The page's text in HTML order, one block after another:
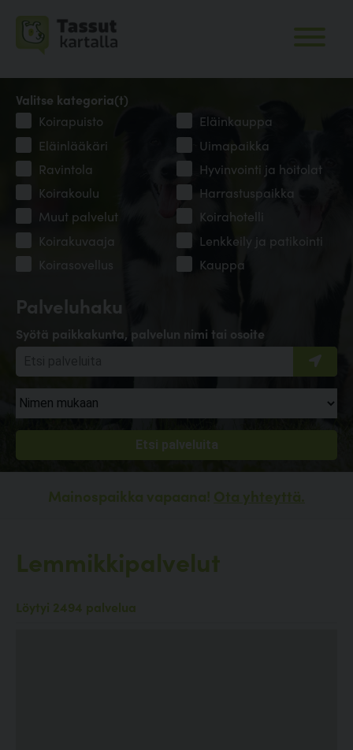
Palveluhaku
Syötä paikkakunta, palvelun nimi tai osoite
Valitse kategoria(t)
Koirapuisto
Eläinkauppa
Eläinlääkäri
Uimapaikka
Ravintola
Hyvinvointi ja hoitolat
Koirakoulu
Harrastuspaikka
Muut palvelut
Koirahotelli
Koirakuvaaja
Lenkkeily ja patikointi
Koirasovellus
Kauppa
Mainospaikka vapaana! Ota yhteyttä.
Lemmikkipalvelut
Löytyi 2494 palvelua